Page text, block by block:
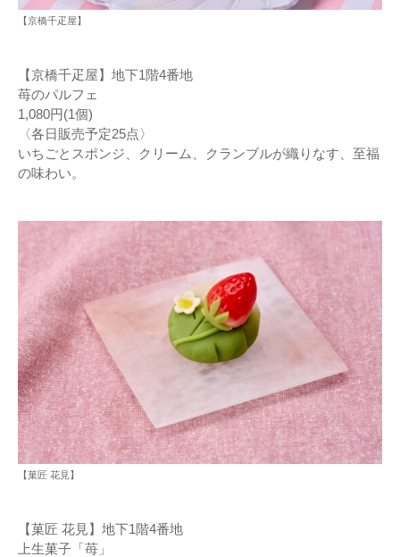
【京橋千疋屋】
【京橋千疋屋】地下1階4番地
苺のパルフェ
1,080円(1個)
〈各日販売予定25点〉
いちごとスポンジ、クリーム、クランブルが織りなす、至福
の味わい。
【菓匠 花見】
【菓匠 花見】地下1階4番地
上生菓子「苺」